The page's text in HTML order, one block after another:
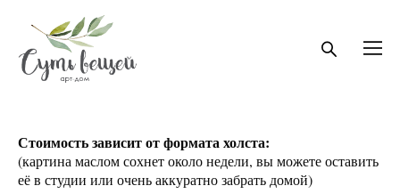
Стоимость зависит от формата холста:
(картина маслом сохнет около недели, вы можете оставить
её в студии или очень аккуратно забрать домой)